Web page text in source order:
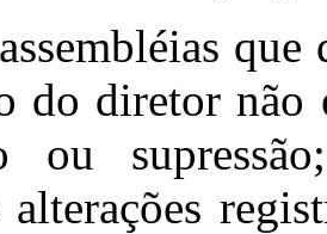
do diretor não
ou
alterações